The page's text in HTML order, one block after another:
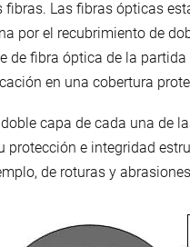
fibras. Las fibras ópticas
por el recubrimiento de
de fibra óptica de la
en una cobertura
capa de cada una de
protección e integridad
de roturas y abrasiones